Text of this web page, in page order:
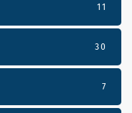
11
30
7